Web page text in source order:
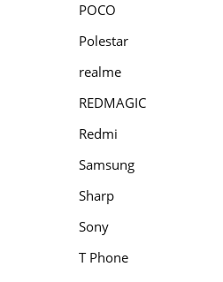
POCO
Polestar
realme
REDMAGIC
Redmi
Samsung
Sharp
Sony
T Phone